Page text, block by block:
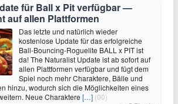
für Ball x Pit verfügbar —
auf allen Plattformen
Das letzte und natürlich wieder
kostenlose Update für das erfolgreiche
Ball-Bouncing-Roguelite BALL x PIT ist
da! The Naturalist Update ist ab sofort auf
allen Plattformen verfügbar und fügt dem
Spiel noch mehr Charaktere, Bälle und
hinzu, wodurch sich die Möglichkeiten eines
Neue Charaktere […] (00)